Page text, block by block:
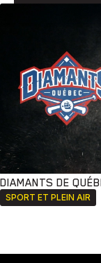
DIAMANTS DE
SPORT ET PLEIN AIR